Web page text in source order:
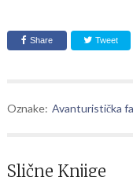
Share Tweet
Oznake: Avanturistička
Slične Knjige